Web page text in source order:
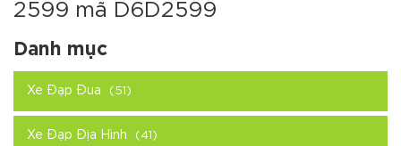
2599 mã D6D2599
Danh mục
Xe Đạp Đua (51)
Xe Đạp Địa Hình (41)